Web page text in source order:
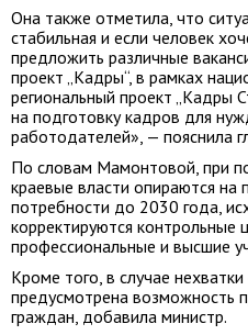
Она также отметила, что
стабильная и если человек
предложить различные
проект „Кадры“, в рамках
региональный проект „Кадры
на подготовку кадров для
работодателей», — пояснила
По словам Мамонтовой, при
краевые власти опираются на
потребности до 2030 года,
корректируются контрольные
профессиональные и высшие
Кроме того, в случае
предусмотрена возможность
граждан, добавила министр.